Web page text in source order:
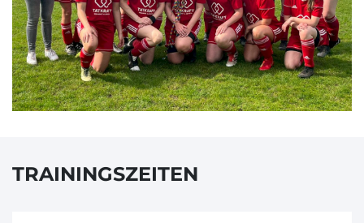
TRAININGSZEITEN